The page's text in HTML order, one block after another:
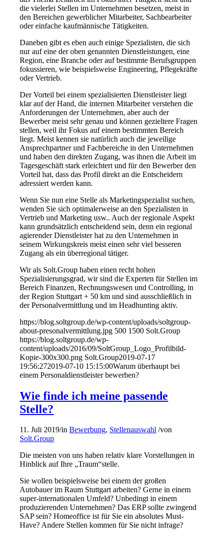
die vielerlei Stellen im Unternehmen besetzen, meist in
den Bereichen gewerblicher Mitarbeiter, Sachbearbeiter
oder einfache kaufmännische Tätigkeiten.
Daneben gibt es eben auch einige Spezialisten, die sich
nur auf eine der oben genannten Dienstleistungen, eine
Region, eine Branche oder auf bestimmte Berufsgruppen
fokussieren, wie beispielsweise Engineering, Pflegekräfte
oder Vertrieb.
Der Vorteil bei einem spezialisierten Dienstleister liegt
klar auf der Hand, die internen Mitarbeiter verstehen die
Anforderungen der Unternehmen, aber auch der
Bewerber meist sehr genau und können gezieltere Fragen
stellen, weil ihr Fokus auf einem bestimmten Bereich
liegt. Meist kennen sie natürlich auch die jeweilige
Ansprechpartner und Fachbereiche in den Unternehmen
und haben den direkten Zugang, was ihnen die Arbeit im
Tagesgeschäft stark erleichtert und für den Bewerber den
Vorteil hat, dass das Profil direkt an die Entscheidern
adressiert werden kann.
Wenn Sie nun eine Stelle als Marketingspezialist suchen,
wenden Sie sich optimalerweise an den Spezialisten in
Vertrieb und Marketing usw.. Auch der regionale Aspekt
kann grundsätzlich entscheidend sein, denn ein regional
agierender Dienstleister hat zu den Unternehmen in
seinem Wirkungskreis meist einen sehr viel besseren
Zugang als ein überregional tätiger.
Wir als Solt.Group haben einen recht hohen
Spezialisierungsgrad, wir sind die Experten für Stellen im
Bereich Finanzen, Rechnungswesen und Controlling, in
der Region Stuttgart + 50 km und sind ausschließlich in
der Personalvermittlung und im Headhunting aktiv.
https://blog.soltgroup.de/wp-content/uploads/soltgroup-
about-presonalvermittlung.jpg 500 1500 Solt.Group
https://blog.soltgroup.de/wp-
content/uploads/2016/09/SoltGroup_Logo_Profilbild-
Kopie-300x300.png Solt.Group2019-07-17
19:56:272019-07-10 15:15:00Warum überhaupt bei
einem Personaldienstleister bewerben?
Wie finde ich meine passende
Stelle?
11. Juli 2019/inBewerbung, Stellenauswahl /von
Solt.Group
Die meisten von uns haben relativ klare Vorstellungen in
Hinblick auf Ihre „Traum“stelle.
Sie wollen beispielsweise bei einem der großen
Autobauer im Raum Stuttgart arbeiten? Gerne in einem
super-internationalen Umfeld? Unbedingt in einem
produzierenden Unternehmen? Das ERP sollte zwingend
SAP sein? Homeoffice ist für Sie ein absolutes Must-
Have? Andere Stellen kommen für Sie nicht infrage?